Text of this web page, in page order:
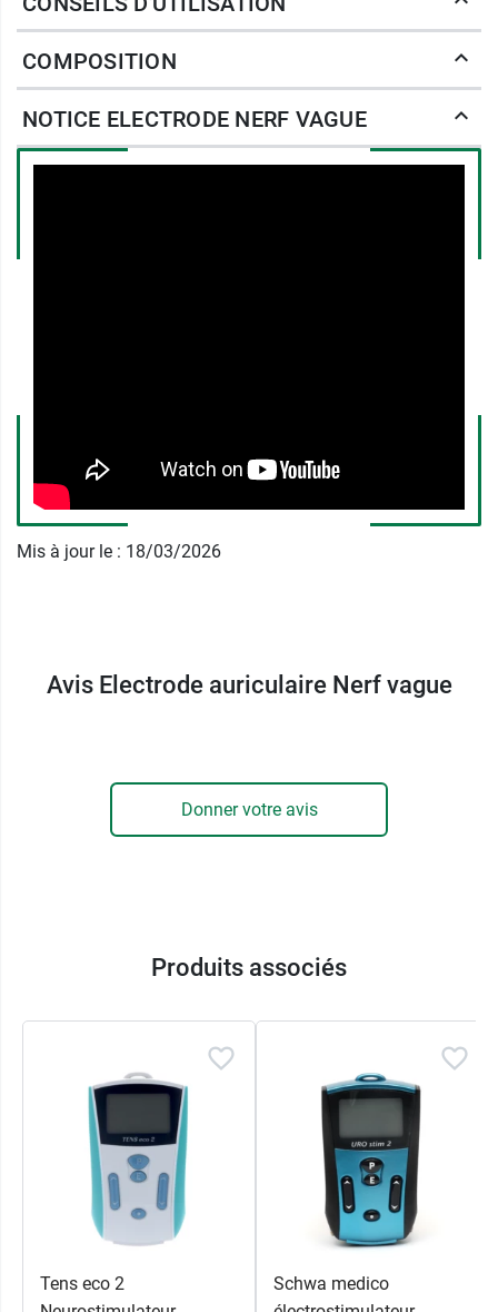
petite zone du pavillon de l'oreille : la
conchae. C'est donc une zone idéale pour
accueillir une électrode pour l'électrostimulation.
Pourquoi utiliser cette électrode
auriculaire Nerf vague ?
continuer à utiliser des électrodes bouchons à
durée de vie limitée, ou opter pour l'électrode
terme.
implantable.
Caractéristiques :
Référence 101013.
avec les appareils TENS Eco 2,
UROstim 2, TENS Eco Plus et TENS Ecomodyn.
Conditionnement :
1 sachet contenant 1
électrode + 1 notice.
COMPOSITION
NOTICE ELECTRODE NERF VAGUE
Mis à jour le : 18/03/2026
Avis Electrode auriculaire Nerf vague
Donner votre avis
Produits associés
Tens eco 2
Schwa medico